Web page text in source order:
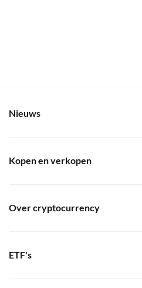
Nieuws
Kopen en verkopen
Over cryptocurrency
ETF's